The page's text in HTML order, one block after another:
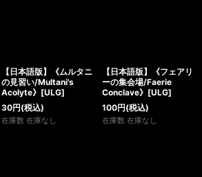
【日本語版】《ムルタニ
の見習い/Multani's
Acolyte》[ULG]
30円(税込)
在庫数 在庫なし
【日本語版】《フェアリ
ーの集会場/Faerie
Conclave》[ULG]
100円(税込)
在庫数 在庫なし